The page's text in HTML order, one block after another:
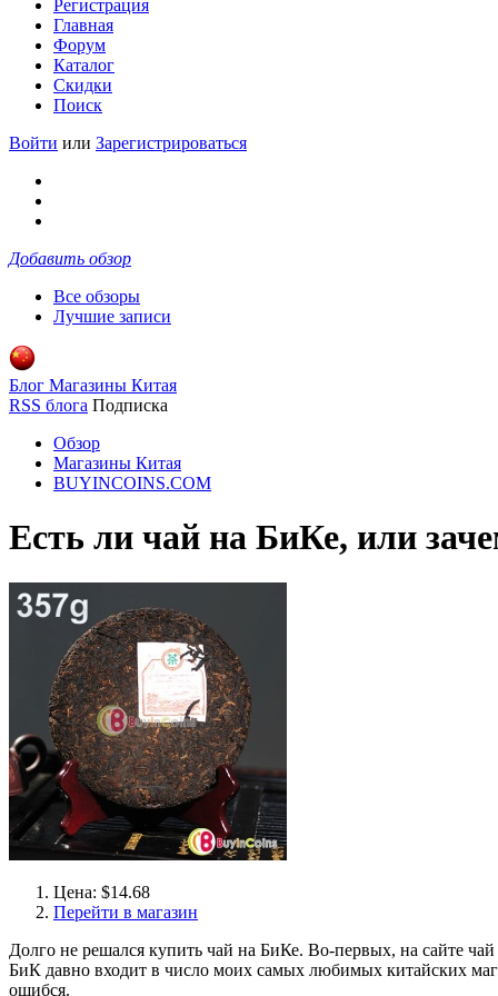
Регистрация
Главная
Форум
Каталог
Скидки
Поиск
Войти или Зарегистрироваться
Добавить обзор
Все обзоры
Лучшие записи
Блог Магазины Китая
RSS блога Подписка
Обзор
Магазины Китая
BUYINCOINS.COM
Есть ли чай на БиКе, или
Цена: $14.68
Перейти в магазин
Долго не решался купить чай на БиКе. Во-первых, на сайте
БиК давно входит в число моих самых любимых китайских
ошибся.